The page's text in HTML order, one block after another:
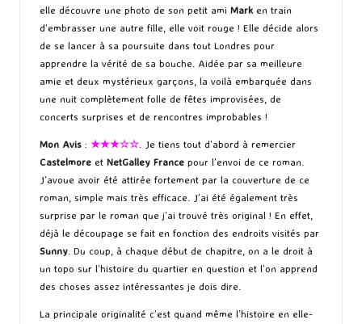
elle découvre une photo de son petit ami Marken train
d’embrasser une autre fille, elle voit rouge ! Elle décide alors
de se lancer à sa poursuite dans tout Londres pour
apprendre la vérité de sa bouche. Aidée par sa meilleure
amie et deux mystérieux garçons, la voilà embarquée dans
une nuit complètement folle de fêtes improvisées, de
concerts surprises et de rencontres improbables !
Mon Avis : ★★★☆☆. Je tiens tout d’abord à remercier
Castelmore et NetGalley France pour l’envoi de ce roman.
J’avoue avoir été attirée fortement par la couverture de ce
roman, simple mais très efficace. J’ai été également très
surprise par le roman que j’ai trouvé très original ! En effet,
déjà le découpage se fait en fonction des endroits visités par
Sunny. Du coup, à chaque début de chapitre, on a le droit à
un topo sur l’histoire du quartier en question et l’on apprend
des choses assez intéressantes je dois dire.
La principale originalité c’est quand même l’histoire en elle-